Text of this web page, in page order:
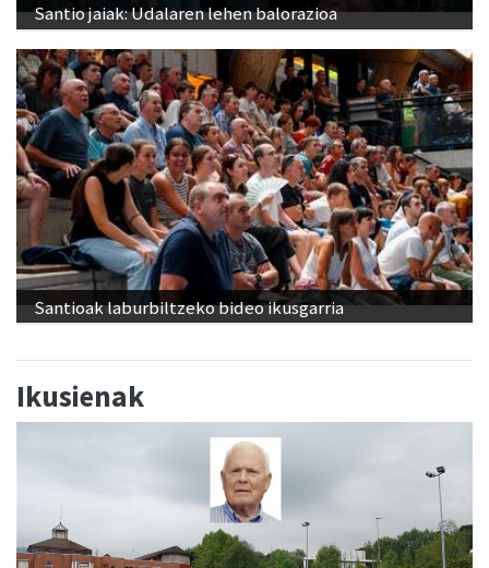
Santio jaiak: Udalaren lehen balorazioa
Santioak laburbiltzeko bideo ikusgarria
Ikusienak